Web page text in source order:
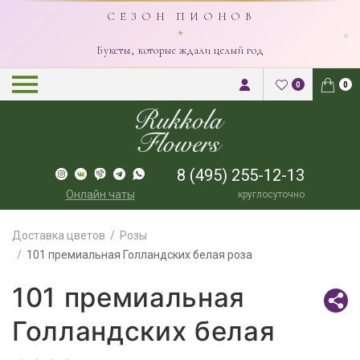
С Е З О Н П И О Н О В
✦
Букеты, которые ждали целый год
×
0 0
Онлайн чаты
8 (495) 255-12-13
круглосуточно
Доставка цветов
Розы
101 премиальная Голландских белая роза
101 премиальная
Голландских белая